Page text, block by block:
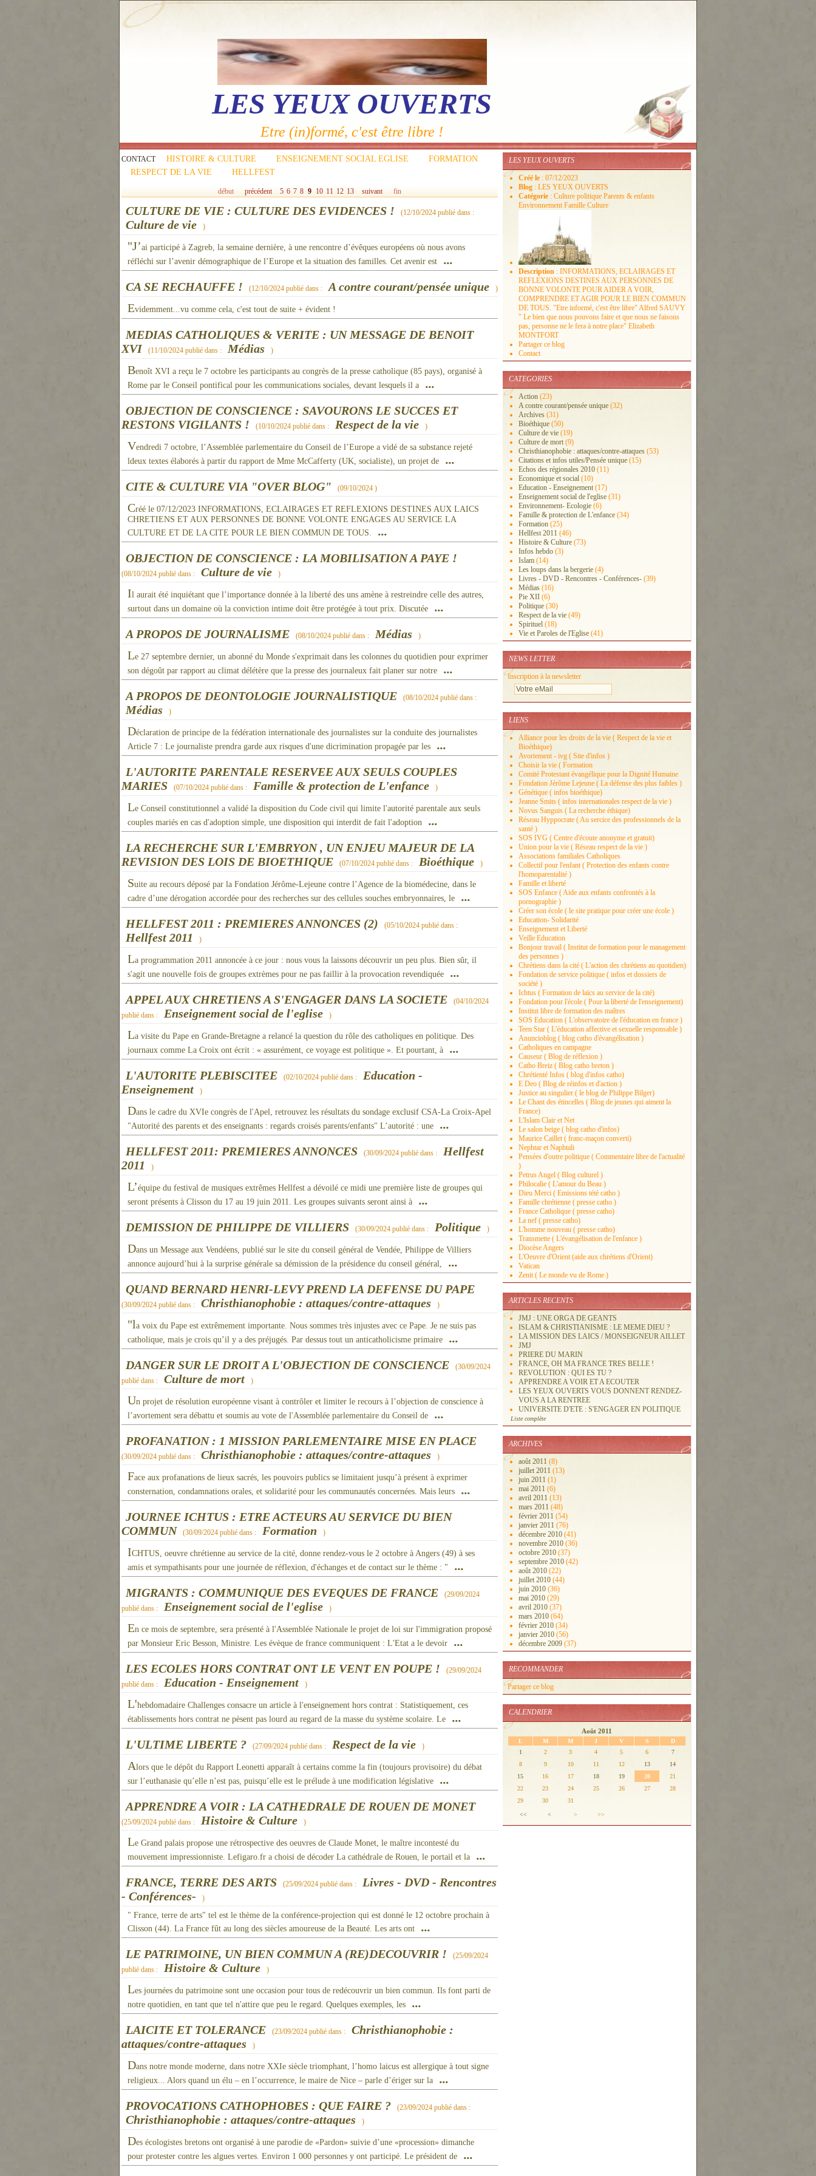
LES YEUX OUVERTS
Etre (in)formé, c'est être libre !
CONTACT HISTOIRE & CULTURE ENSEIGNEMENT SOCIAL EGLISE
FORMATION
RESPECT DE LA VIE
HELLFEST
début précédent 5 6 7 8 9 10 11 12 13 suivant fin
CULTURE DE VIE : CULTURE DES EVIDENCES ! (12/10/2024 publié dans :
Culture de vie )
"J’ai participé à Zagreb, la semaine dernière, à une rencontre d’évêques européens où nous avons
réfléchi sur l’avenir démographique de l’Europe et la situation des familles. Cet avenir est
...
CA SE RECHAUFFE !
(12/10/2024 publié dans : A contre courant/pensée unique )
Evidemment...vu comme cela, c'est tout de suite + évident !
MEDIAS CATHOLIQUES & VERITE : UN MESSAGE DE BENOIT
XVI
(11/10/2024 publié dans : Médias )
Benoît XVI a reçu le 7 octobre les participants au congrès de la presse catholique (85 pays), organisé à
Rome par le Conseil pontifical pour les communications sociales, devant lesquels il a
...
OBJECTION DE CONSCIENCE : SAVOURONS LE SUCCES ET
RESTONS VIGILANTS !
(10/10/2024 publié dans : Respect de la vie )
Vendredi 7 octobre, l’Assemblée parlementaire du Conseil de l’Europe a vidé de sa substance rejeté
ldeux textes élaborés à partir du rapport de Mme McCafferty (UK, socialiste), un projet de
...
CITE & CULTURE VIA "OVER BLOG"
(09/10/2024 )
Créé le 07/12/2023 INFORMATIONS, ECLAIRAGES ET REFLEXIONS DESTINES AUX LAICS
CHRETIENS ET AUX PERSONNES DE BONNE VOLONTE ENGAGES AU SERVICE LA
CULTURE ET DE LA CITE POUR LE BIEN COMMUN DE TOUS.
...
OBJECTION DE CONSCIENCE : LA MOBILISATION A PAYE !
(08/10/2024 publié dans : Culture de vie )
Il aurait été inquiétant que l’importance donnée à la liberté des uns amène à restreindre celle des autres,
surtout dans un domaine où la conviction intime doit être protégée à tout prix. Discutée
...
A PROPOS DE JOURNALISME
(08/10/2024 publié dans : Médias )
Le 27 septembre dernier, un abonné du Monde s'exprimait dans les colonnes du quotidien pour exprimer
son dégoût par rapport au climat délétère que la presse des journaleux fait planer sur notre
...
A PROPOS DE DEONTOLOGIE JOURNALISTIQUE
(08/10/2024 publié dans :
Médias )
Déclaration de principe de la fédération internationale des journalistes sur la conduite des journalistes
Article 7 : Le journaliste prendra garde aux risques d'une dicrimination propagée par les
...
L'AUTORITE PARENTALE RESERVEE AUX SEULS COUPLES
MARIES
(07/10/2024 publié dans : Famille & protection de L'enfance )
Le Conseil constitutionnel a validé la disposition du Code civil qui limite l'autorité parentale aux seuls
couples mariés en cas d'adoption simple, une disposition qui interdit de fait l'adoption
...
LA RECHERCHE SUR L'EMBRYON , UN ENJEU MAJEUR DE LA
REVISION DES LOIS DE BIOETHIQUE
(07/10/2024 publié dans : Bioéthique )
Suite au recours déposé par la Fondation Jérôme-Lejeune contre l’Agence de la biomédecine, dans le
cadre d’une dérogation accordée pour des recherches sur des cellules souches embryonnaires, le
...
HELLFEST 2011 : PREMIERES ANNONCES (2)
(05/10/2024 publié dans :
Hellfest 2011 )
La programmation 2011 annoncée à ce jour : nous vous la laissons découvrir un peu plus. Bien sûr, il
s'agit une nouvelle fois de groupes extrèmes pour ne pas faillir à la provocation revendiquée
...
APPEL AUX CHRETIENS A S'ENGAGER DANS LA SOCIETE
(04/10/2024
publié dans :
Enseignement social de l'eglise )
La visite du Pape en Grande-Bretagne a relancé la question du rôle des catholiques en politique. Des
journaux comme La Croix ont écrit : « assurément, ce voyage est politique ». Et pourtant, à
...
L'AUTORITE PLEBISCITEE
(02/10/2024 publié dans :
Education -
Enseignement
)
Dans le cadre du XVIe congrès de l'Apel, retrouvez les résultats du sondage exclusif CSA-La Croix-Apel
"Autorité des parents et des enseignants : regards croisés parents/enfants" L’autorité : une
...
HELLFEST 2011: PREMIERES ANNONCES
(30/09/2024 publié dans :
Hellfest
2011
)
L’équipe du festival de musiques extrêmes Hellfest a dévoilé ce midi une première liste de groupes qui
seront présents à Clisson du 17 au 19 juin 2011. Les groupes suivants seront ainsi à
...
DEMISSION DE PHILIPPE DE VILLIERS
(30/09/2024 publié dans : Politique )
Dans un Message aux Vendéens, publié sur le site du conseil général de Vendée, Philippe de Villiers
annonce aujourd’hui à la surprise générale sa démission de la présidence du conseil général,
...
QUAND BERNARD HENRI-LEVY PREND LA DEFENSE DU PAPE
(30/09/2024 publié dans : Christhianophobie : attaques/contre-attaques )
"la voix du Pape est extrêmement importante. Nous sommes très injustes avec ce Pape. Je ne suis pas
catholique, mais je crois qu’il y a des préjugés. Par dessus tout un anticatholicisme primaire
...
DANGER SUR LE DROIT A L'OBJECTION DE CONSCIENCE
(30/09/2024
publié dans :
Culture de mort )
Un projet de résolution européenne visant à contrôler et limiter le recours à l’objection de conscience à
l’avortement sera débattu et soumis au vote de l'Assemblée parlementaire du Conseil de
...
PROFANATION : 1 MISSION PARLEMENTAIRE MISE EN PLACE
(30/09/2024 publié dans : Christhianophobie : attaques/contre-attaques )
Face aux profanations de lieux sacrés, les pouvoirs publics se limitaient jusqu’à présent à exprimer
consternation, condamnations orales, et solidarité pour les communautés concernées. Mais leurs
...
JOURNEE ICHTUS : ETRE ACTEURS AU SERVICE DU BIEN
COMMUN
(30/09/2024 publié dans : Formation )
ICHTUS, oeuvre chrétienne au service de la cité, donne rendez-vous le 2 octobre à Angers (49) à ses
amis et sympathisants pour une journée de réflexion, d'échanges et de contact sur le thème : "
...
MIGRANTS : COMMUNIQUE DES EVEQUES DE FRANCE
(29/09/2024
publié dans :
Enseignement social de l'eglise )
En ce mois de septembre, sera présenté à l'Assemblée Nationale le projet de loi sur l'immigration proposé
par Monsieur Eric Besson, Ministre. Les évèque de france communiquent : L'Etat a le devoir
...
LES ECOLES HORS CONTRAT ONT LE VENT EN POUPE !
(29/09/2024
publié dans :
Education - Enseignement )
L'hebdomadaire Challenges consacre un article à l'enseignement hors contrat : Statistiquement, ces
établissements hors contrat ne pèsent pas lourd au regard de la masse du système scolaire. Le
...
L'ULTIME LIBERTE ?
(27/09/2024 publié dans : Respect de la vie )
Alors que le dépôt du Rapport Leonetti apparaît à certains comme la fin (toujours provisoire) du débat
sur l’euthanasie qu’elle n’est pas, puisqu’elle est le prélude à une modification législative
...
APPRENDRE A VOIR : LA CATHEDRALE DE ROUEN DE MONET
(25/09/2024 publié dans : Histoire & Culture )
Le Grand palais propose une rétrospective des oeuvres de Claude Monet, le maître incontesté du
mouvement impressionniste. Lefigaro.fr a choisi de décoder La cathédrale de Rouen, le portail et la
...
FRANCE, TERRE DES ARTS
(25/09/2024 publié dans :
Livres - DVD - Rencontres
- Conférences-
)
" France, terre de arts" tel est le thème de la conférence-projection qui est donné le 12 octobre prochain à
Clisson (44). La France fût au long des siècles amoureuse de la Beauté. Les arts ont
...
LE PATRIMOINE, UN BIEN COMMUN A (RE)DECOUVRIR !
(25/09/2024
publié dans :
Histoire & Culture )
Les journées du patrimoine sont une occasion pour tous de redécouvrir un bien commun. Ils font parti de
notre quotidien, en tant que tel n'attire que peu le regard. Quelques exemples, les
...
LAICITE ET TOLERANCE
(23/09/2024 publié dans :
Christhianophobie :
attaques/contre-attaques
)
Dans notre monde moderne, dans notre XXIe siècle triomphant, l’homo laicus est allergique à tout signe
religieux... Alors quand un élu – en l’occurrence, le maire de Nice – parle d’ériger sur la
...
PROVOCATIONS CATHOPHOBES : QUE FAIRE ?
(23/09/2024 publié dans :
Christhianophobie : attaques/contre-attaques )
Des écologistes bretons ont organisé à une parodie de «Pardon» suivie d’une «procession» dimanche
pour protester contre les algues vertes. Environ 1 000 personnes y ont participé. Le président de
...
LES YEUX OUVERTS
Créé le : 07/12/2023
Blog : LES YEUX OUVERTS
Catégorie : Culture politique Parents & enfants
Environnement Famille Culture
Description : INFORMATIONS, ECLAIRAGES ET
REFLEXIONS DESTINES AUX PERSONNES DE
BONNE VOLONTE POUR AIDER A VOIR,
COMPRENDRE ET AGIR POUR LE BIEN COMMUN
DE TOUS. "Etre informé, c'est être libre" Alfred SAUVY
" Le bien que nous pouvons faire et que nous ne faisons
pas, personne ne le fera à notre place" Elizabeth
MONTFORT
Partager ce blog
Contact
CATEGORIES
Action (23)
A contre courant/pensée unique (32)
Archives (31)
Bioéthique (50)
Culture de vie (19)
Culture de mort (9)
Christhianophobie : attaques/contre-attaques (53)
Citations et infos utiles/Pensée unique (15)
Echos des régionales 2010 (11)
Economique et social (10)
Education - Enseignement (17)
Enseignement social de l'eglise (31)
Environnement- Ecologie (6)
Famille & protection de L'enfance (34)
Formation (25)
Hellfest 2011 (46)
Histoire & Culture (73)
Infos hebdo (3)
Islam (14)
Les loups dans la bergerie (4)
Livres - DVD - Rencontres - Conférences- (39)
Médias (16)
Pie XII (6)
Politique (30)
Respect de la vie (49)
Spirituel (18)
Vie et Paroles de l'Eglise (41)
NEWS LETTER
Inscription à la newsletter
LIENS
Alliance pour les droits de la vie ( Respect de la vie et
Bioéthique)
Avortement - ivg ( Site d'infos )
Choisir la vie ( Formation
Comité Protestant évangélique pour la Dignité Humaine
Fondation Jérôme Lejeune ( La défense des plus faibles )
Génétique ( infos bioéthique)
Jeanne Smits ( infos internationales respect de la vie )
Novus Sanguis ( La recherche éthique)
Réseau Hyppocrate ( Au sercice des professionnels de la
santé )
SOS IVG ( Centre d'écoute anonyme et gratuit)
Union pour la vie ( Réseau respect de la vie )
Associations familiales Catholiques
Collectif pour l'enfant ( Protection des enfants contre
l'homoparentalité )
Famille et liberté
SOS Enfance ( Aide aux enfants confrontés à la
pornographie )
Créer son école ( le site pratique pour créer une école )
Education- Solidarité
Enseignement et Liberté
Veille Education
Bonjour travail ( Institut de formation pour le management
des personnes )
Chrétiens dans la cité ( L'action des chrétiens au quotidien)
Fondation de service politique ( infos et dossiers de
société )
Ichtus ( Formation de laïcs au service de la cité)
Fondation pour l'école ( Pour la liberté de l'enseignement)
Institut libre de formation des maîtres
SOS Education ( L'observatoire de l'éducation en france )
Teen Star ( L'éducation affective et sexuelle responsable )
Anuncioblog ( blog catho d'évangélisation )
Catholiques en campagne
Causeur ( Blog de réflexion )
Catho Breiz ( Blog catho breton )
Chrétienté Infos ( blog d'infos catho)
E Deo ( Blog de réinfos et d'action )
Justice au singulier ( le blog de Philippe Bilger)
Le Chant des étincelles ( Blog de jeunes qui aiment la
France)
L'Islam Clair et Net
Le salon beige ( blog catho d'infos)
Maurice Caillet ( franc-maçon converti)
Nephtar et Naphtali
Pensées d'outre politique ( Commentaire libre de l'actualité
)
Petrus Angel ( Blog culturel )
Philocalie ( L'amour du Beau )
Dieu Merci ( Emissions tété catho )
Famille chrétienne ( presse catho )
France Catholique ( presse catho)
La nef ( presse catho)
L'homme nouveau ( presse catho)
Transmette ( L'évangélisation de l'enfance )
Diocèse Angers
L'Oeuvre d'Orient (aide aux chrétiens d'Orient)
Vatican
Zenit ( Le monde vu de Rome )
ARTICLES RECENTS
JMJ : UNE ORGA DE GEANTS
ISLAM & CHRISTIANISME : LE MEME DIEU ?
LA MISSION DES LAICS / MONSEIGNEUR AILLET
JMJ
PRIERE DU MARIN
FRANCE, OH MA FRANCE TRES BELLE !
REVOLUTION : QUI ES TU ?
APPRENDRE A VOIR ET A ECOUTER
LES YEUX OUVERTS VOUS DONNENT RENDEZ-
VOUS A LA RENTREE
UNIVERSITE D'ETE : S'ENGAGER EN POLITIQUE
Liste complète
ARCHIVES
août 2011 (8)
juillet 2011 (13)
juin 2011 (1)
mai 2011 (6)
avril 2011 (13)
mars 2011 (48)
février 2011 (54)
janvier 2011 (76)
décembre 2010 (41)
novembre 2010 (36)
octobre 2010 (37)
septembre 2010 (42)
août 2010 (22)
juillet 2010 (44)
juin 2010 (36)
mai 2010 (29)
avril 2010 (37)
mars 2010 (64)
février 2010 (34)
janvier 2010 (56)
décembre 2009 (37)
RECOMMANDER
Partager ce blog
CALENDRIER
Août 2011
L M M J V S
D
1
2 3 4 5 6
7
8
9 10 11 12 13
14
15
16 17 18 19 20
21
22
23 24 25 26 27
28
29
30 31
<< < > >>